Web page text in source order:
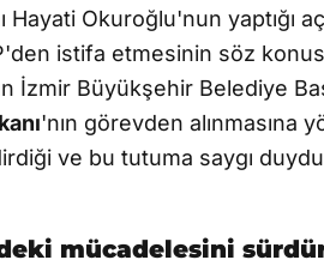
Okuroğlu'nun yaptığı
istifa etmesinin söz
İzmir Büyükşehir Belediye
'nın görevden alınmasına
ve bu tutuma saygı
mücadelesini